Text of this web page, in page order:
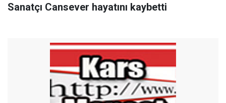
Sanatçı Cansever hayatını kaybetti